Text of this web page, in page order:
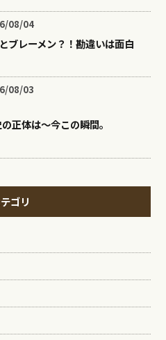
08/04
ブレーメン？！勘違いは面白
08/03
正体は〜今この瞬間。
ゴリ